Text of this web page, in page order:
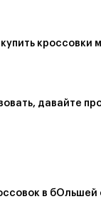
давайте
в бОльшей